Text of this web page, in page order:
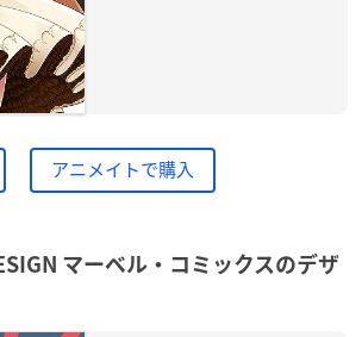
アニメイトで購入
マーベル・コミックスのデザ